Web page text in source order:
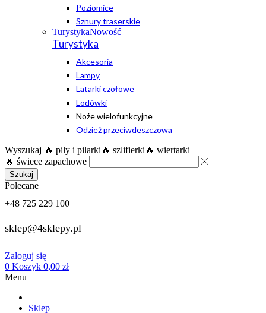
Poziomice
Sznury traserskie
TurystykaNowość
Turystyka
Akcesoria
Lampy
Latarki czołowe
Lodówki
Noże wielofunkcyjne
Odzież przeciwdeszczowa
Wyszukaj 🔥 piły i pilarki 🔥 szlifierki 🔥 wiertarki
🔥 świece zapachowe
Szukaj
Polecane
+48 725 229 100
sklep@4sklepy.pl
Zaloguj się
0 Koszyk 0,00 zł
Menu
Sklep